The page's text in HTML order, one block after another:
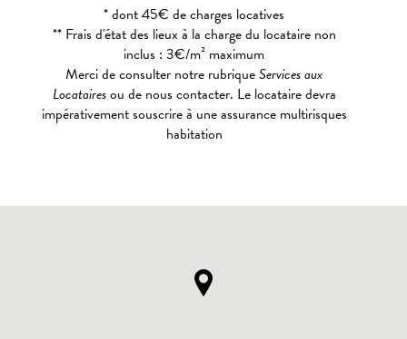
* dont 45€ de charges locatives
** Frais d'état des lieux à la charge du locataire non
inclus : 3€/m² maximum
Merci de consulter notre rubriqueServices aux
Locatairesou de nous contacter. Le locataire devra
impérativement souscrire à une assurance multirisques
habitation